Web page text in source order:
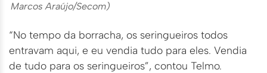
Marcos Araújo/Secom)
“No tempo da borracha, os seringueiros todos
entravam aqui, e eu vendia tudo para eles. Vendia
de tudo para os seringueiros”, contou Telmo.